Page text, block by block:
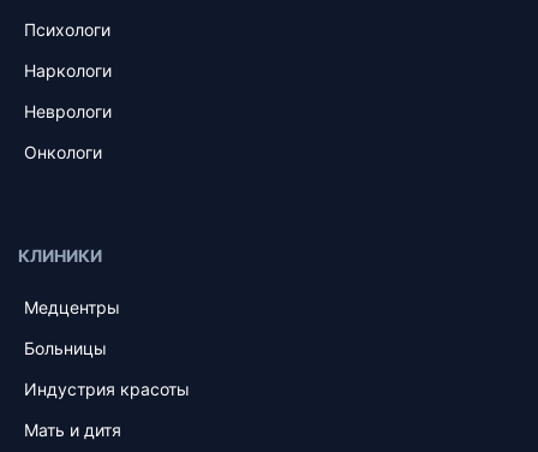
Психологи
Наркологи
Неврологи
Онкологи
КЛИНИКИ
Медцентры
Больницы
Индустрия красоты
Мать и дитя